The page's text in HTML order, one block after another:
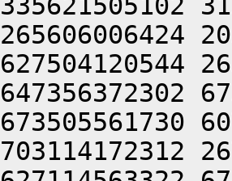
265606006424
627504120544
647356372302
673505561730
703114172312